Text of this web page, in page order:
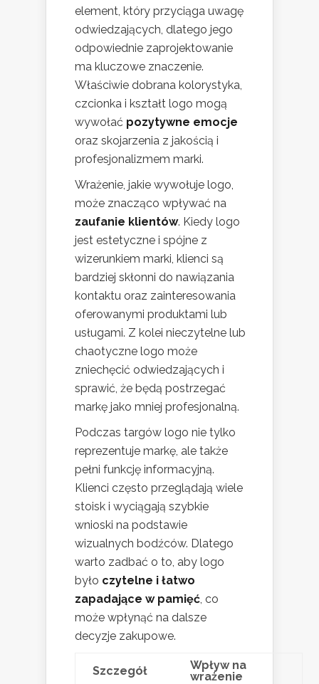
element, który przyciąga uwagę
odwiedzających, dlatego jego
odpowiednie zaprojektowanie
ma kluczowe znaczenie.
Właściwie dobrana kolorystyka,
czcionka i kształt logo mogą
wywołać pozytywne emocje
oraz skojarzenia z jakością i
profesjonalizmem marki.
Wrażenie, jakie wywołuje logo,
może znacząco wpływać na
zaufanie klientów. Kiedy logo
jest estetyczne i spójne z
wizerunkiem marki, klienci są
bardziej skłonni do nawiązania
kontaktu oraz zainteresowania
oferowanymi produktami lub
usługami. Z kolei nieczytelne lub
chaotyczne logo może
zniechęcić odwiedzających i
sprawić, że będą postrzegać
markę jako mniej profesjonalną.
Podczas targów logo nie tylko
reprezentuje markę, ale także
pełni funkcję informacyjną.
Klienci często przeglądają wiele
stoisk i wyciągają szybkie
wnioski na podstawie
wizualnych bodźców. Dlatego
warto zadbać o to, aby logo
było czytelne i łatwo
zapadające w pamięć , co
może wpłynąć na dalsze
decyzje zakupowe.
Szczegół
Wpływ na
wrażenie